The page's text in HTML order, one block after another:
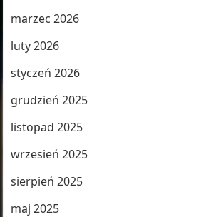
marzec 2026
luty 2026
styczeń 2026
grudzień 2025
listopad 2025
wrzesień 2025
sierpień 2025
maj 2025